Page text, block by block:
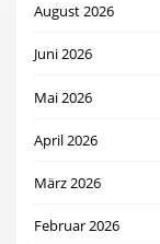
August 2026
Juni 2026
Mai 2026
April 2026
März 2026
Februar 2026